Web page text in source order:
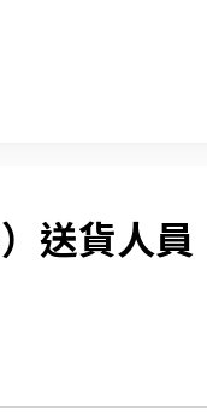
送貨人員